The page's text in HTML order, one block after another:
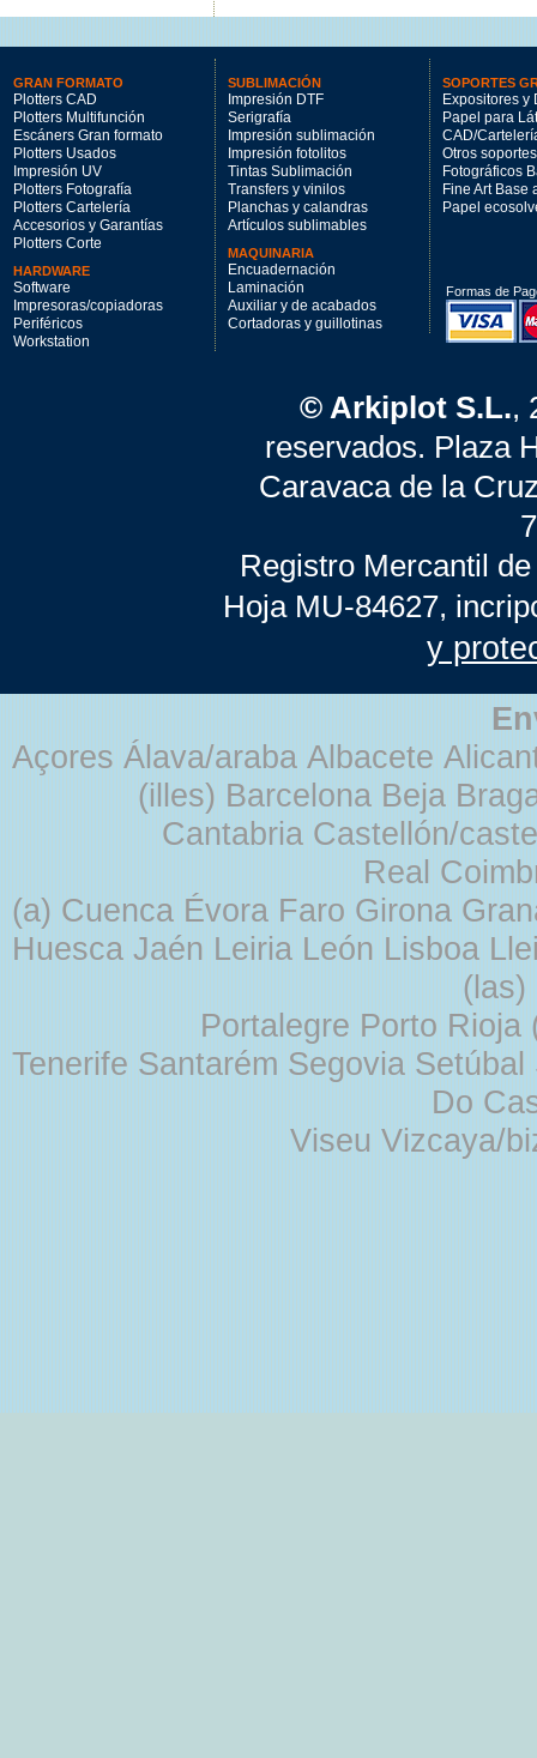
GRAN FORMATO
Plotters CAD
Plotters Multifunción
Escáners Gran formato
Plotters Usados
Impresión UV
Plotters Fotografía
Plotters Cartelería
Accesorios y Garantías
Plotters Corte
HARDWARE
Software
Impresoras/copiadoras
Periféricos
Workstation
SUBLIMACIÓN
Impresión DTF
Serigrafía
Impresión sublimación
Impresión fotolitos
Tintas Sublimación
Transfers y vinilos
Planchas y calandras
Artículos sublimables
MAQUINARIA
Encuadernación
Laminación
Auxiliar y de acabados
Cortadoras y guillotinas
SOPORTES
Expositores y
Papel para
CAD/
Otros soportes
Fotográficos
Fine Art Base
Papel
Formas de
© Arkiplot S.L.,
reservados. Plaza
Caravaca de la
Registro Mercantil
Hoja MU-84627,
y
Açores Álava/araba Albacete
(illes) Barcelona Beja
Cantabria Castellón/
Real
(a) Cuenca Évora Faro Girona
Huesca Jaén Leiria León Lisboa
Portalegre Porto
Tenerife Santarém Segovia
Do
Viseu Vizcaya/